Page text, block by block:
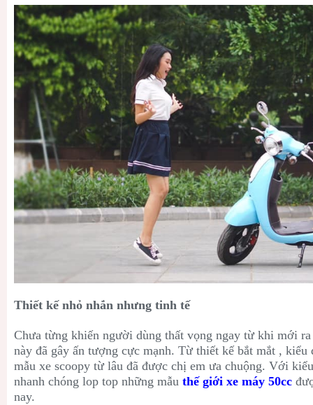
Thiết kế nhỏ nhắn nhưng tinh tế
Chưa từng khiến người dùng thất vọng ngay từ khi mới
này đã gây ấn tượng cực mạnh. Từ thiết kế bắt mắt , kiểu
mẫu xe scoopy từ lâu đã được chị em ưa chuộng. Với
nhanh chóng lop top những mẫu thế giới xe máy 50cc
nay.